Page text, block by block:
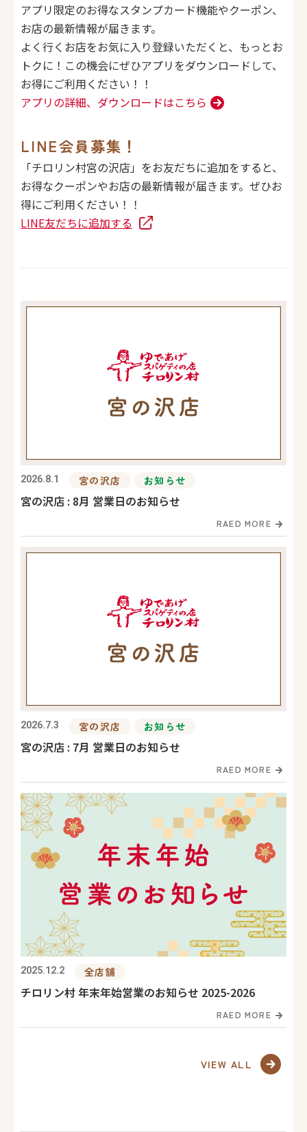
アプリ限定のお得なスタンプカード機能やクーポン、
お店の最新情報が届きます。
よく行くお店をお気に入り登録いただくと、もっとお
トクに！ この機会にぜひアプリをダウンロードして、
お得にご利用ください！！
アプリの詳細、ダウンロードはこちら
LINE会員募集！
「チロリン村宮の沢店」をお友だちに追加をすると、
お得なクーポンやお店の最新情報が届きます。ぜひお
得にご利用ください！！
LINE友だちに追加する
2026.8.1 宮の沢店 お知らせ
宮の沢店 : 8月 営業日のお知らせ
RAED MORE
2026.7.3 宮の沢店 お知らせ
宮の沢店 : 7月 営業日のお知らせ
RAED MORE
2025.12.2 全店舗
チロリン村 年末年始営業のお知らせ 2025-2026
RAED MORE
VIEW ALL